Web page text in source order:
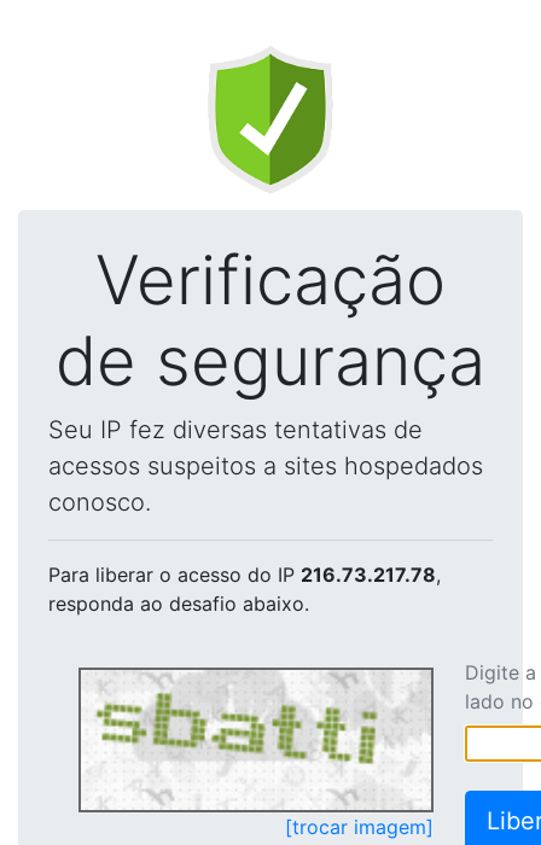
Verificação
de segurança
Seu IP fez diversas tentativas de
acessos suspeitos a sites hospedados
conosco.
Para liberar o acesso do IP 216.73.217.78,
responda ao desafio abaixo.
[trocar imagem]
Digite
lado no